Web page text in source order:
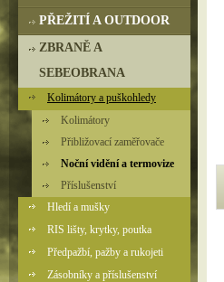
PŘEŽITÍ A OUTDOOR
ZBRANĚ A
SEBEOBRANA
Kolimátory a puškohledy
Kolimátory
Přibližovací zaměřovače
Noční vidění a termovize
Příslušenství
Hledí a mušky
RIS lišty, krytky, poutka
Předpažbí, pažby a rukojeti
Zásobníky a příslušenství